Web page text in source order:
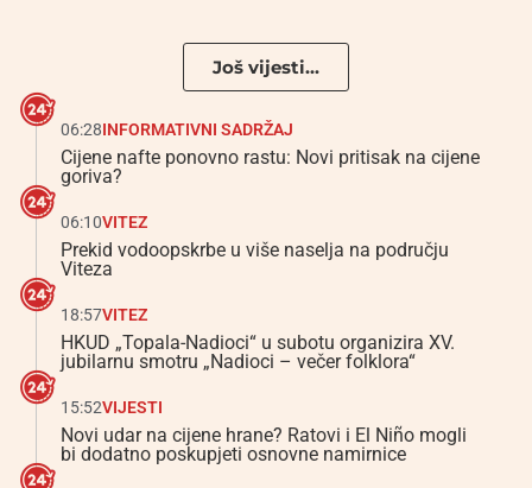
Još vijesti...
06:28INFORMATIVNI SADRŽAJ
Cijene nafte ponovno rastu: Novi pritisak na cijene
goriva?
06:10VITEZ
Prekid vodoopskrbe u više naselja na području
Viteza
18:57VITEZ
HKUD „Topala-Nadioci“ u subotu organizira XV.
jubilarnu smotru „Nadioci – večer folklora“
15:52VIJESTI
Novi udar na cijene hrane? Ratovi i El Niño mogli
bi dodatno poskupjeti osnovne namirnice